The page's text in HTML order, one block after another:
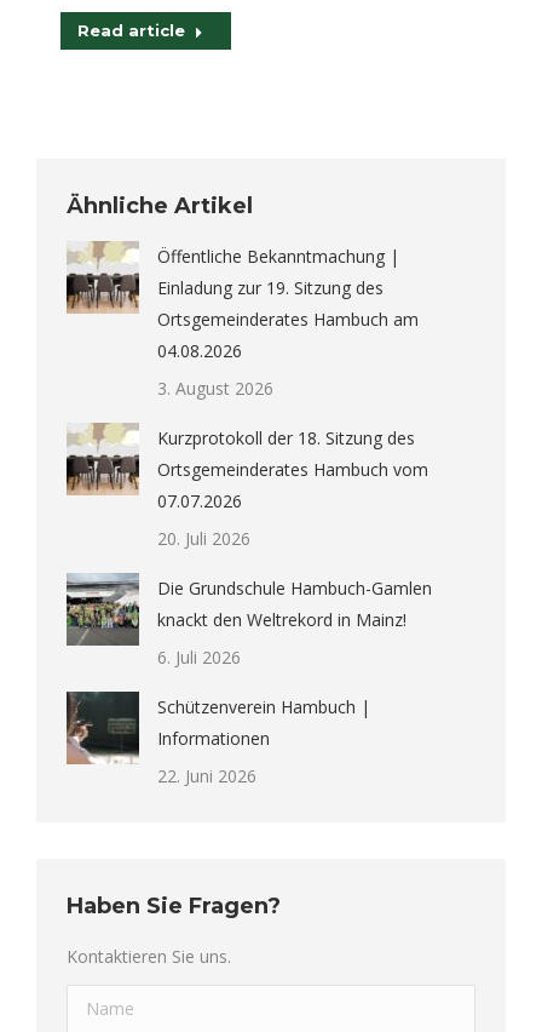
Read article
Ähnliche Artikel
Öffentliche Bekanntmachung |
Einladung zur 19. Sitzung des
Ortsgemeinderates Hambuch am
04.08.2026
3. August 2026
Kurzprotokoll der 18. Sitzung des
Ortsgemeinderates Hambuch vom
07.07.2026
20. Juli 2026
Die Grundschule Hambuch-Gamlen
knackt den Weltrekord in Mainz!
6. Juli 2026
Schützenverein Hambuch |
Informationen
22. Juni 2026
Haben Sie Fragen?
Kontaktieren Sie uns.
Name